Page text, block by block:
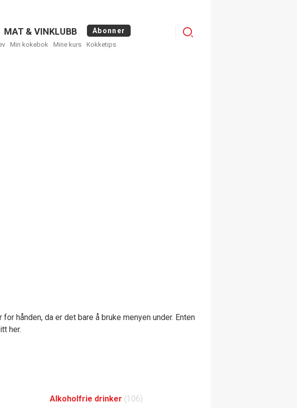
MAT & VINKLUBB Abonner
Min kokebok Mine kurs Kokketips
Logg
hånden, da er det bare å bruke menyen under. Enten
her.
Alkoholfrie drinker (106)